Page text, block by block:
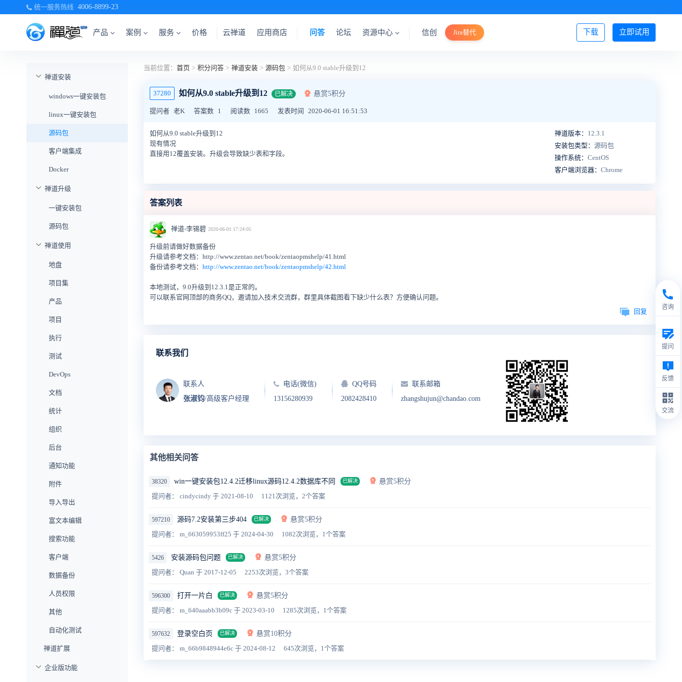
统一服务热线 4006-8899-23
产品 案例 服务 价格 立即试用
下载
云禅道 应用商店 问答 论坛 资源中心 信创 Jira替代 登录/注册
禅道安装
windows一键安装包
linux一键安装包
源码包
客户端集成
Docker
禅道升级
一键安装包
源码包
禅道使用
地盘
项目集
产品
项目
执行
测试
DevOps
文档
统计
组织
后台
通知功能
附件
导入导出
富文本编辑
搜索功能
客户端
数据备份
人员权限
其他
自动化测试
禅道扩展
企业版功能
当前位置： 首页 > 积分问答 > 禅道安装 > 源码包 > 如何从9.0 stable升级到12
37280 如何从9.0 stable升级到12 已解决 悬赏5积分
提问者 老K 答案数 1 阅读数 1665 发表时间 2020-06-01 16:51:53
如何从9.0 stable升级到12
现有情况
直接用12覆盖安装。升级会导致缺少表和字段。
禅道版本： 12.3.1
安装包类型： 源码包
操作系统： CentOS
客户端浏览器： Chrome
答案列表
禅道-李锡碧 2020-06-01 17:24:05
升级前请做好数据备份
升级请参考文档：http://www.zentao.net/book/zentaopmshelp/41.html
备份请参考文档： http://www.zentao.net/book/zentaopmshelp/42.html
本地测试，9.0升级到12.3.1是正常的。
可以联系官网顶部的商务QQ，邀请加入技术交流群，群里具体截图看下缺少什么表？方便确认问题。
回复
联系我们
联系人
张淑钧/高级客户经理
电话(微信)
13156280939
QQ号码
2082428410
联系邮箱
zhangshujun@chandao.com
其他相关问答
38320 win一键安装包12.4.2迁移linux源码12.4.2数据库不同 已解决
悬赏5积分
提问者： cindycindy 于 2021-08-10 1121次浏览，2个答案
597210 源码7.2安装第三步404 已解决
悬赏5积分
提问者： m_663059953ff25 于 2024-04-30 1082次浏览，1个答案
5426 安装源码包问题 已解决
悬赏5积分
提问者： Quan 于 2017-12-05 2253次浏览，3个答案
596300 打开一片白 已解决
悬赏5积分
提问者： m_640aaabb3b09c 于 2023-03-10 1285次浏览，1个答案
597632 登录空白页 已解决
悬赏10积分
提问者： m_66b9848944e6c 于 2024-08-12 645次浏览，1个答案
咨询
提问
反馈
交流